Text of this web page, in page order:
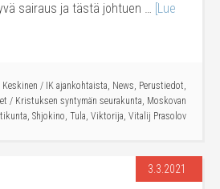
sairaus ja tästä johtuen … [Lue
Keskinen / IK ajankohtaista, News, Perustiedot,
/ Kristuksen syntymän seurakunta, Moskovan
, Shjokino, Tula, Viktorija, Vitalij Prasolov
3.3.2021